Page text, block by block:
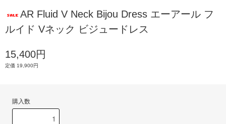
AR Fluid V Neck Bijou Dress エーアール フ
ルイド Vネック ビジュードレス
15,400円
定価 19,900円
購入数